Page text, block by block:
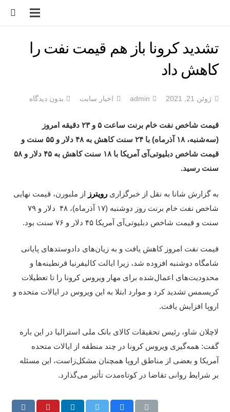
تشدید کرونا باز هم قیمت نفت را
کاهش داد
ژوئن 21, 2021 admin اخبار سایت بدون دیدگاه
قیمت شاخص نفت خام برنت ساعت ۵ و ۲۳ دقیقه امروز
(سه‌شنبه، ۱۸ آذرماه) با ۲۴ سنت کاهش به ۴۸ دلار و ۵۵ سنت و
قیمت شاخص دبلیوتی‌آی آمریکا با ۱۸ سنت کاهش به ۴۵ دلار و ۵۸
سنت رسید.
به گزارش شانا به نقل از خبرگزاریرویترز از ملبورن، قیمت نهایی
شاخص نفت خام برنت روز دوشنبه (۱۷ آذرماه)، ۴۸ دلار و ۷۹
سنت و قیمت شاخص دبلیوتی‌آی آمریکا ۴۵ دلار و ۷۶ سنت بود.
قیمت نفت امروز کاهش یافت و به زیان‌های دادوستدهای پایانی
شامگاه دوشنبه افزوده شد، زیرا ایالت کالیفرنیا قرنطینه‌ها و
محدودیت‌های اعمال‌شده برای مهار ویروس کرونا را تا تعطیلات
کریسمس تشدید کرد و موارد ابتلا به این ویروس در ایالات متحده و
اروپا افزایش یافت.
لاچلان شاو، رئیس تحقیقات کالای بانک ملی استرالیا در این باره
گفت: همه‌گیری ویروس کرونا در چند منطقه از ایالات متحده
آمریکا و بعضی از مناطق اروپا همچنان مشکل‌زاست، این مسئله
بر شرایط روانی تقاضا در کوتاه‌مدت تأثیر می‌گذارد.